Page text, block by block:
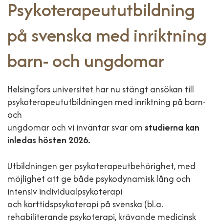
Psykoterapeututbildning
på svenska med inriktning
barn- och ungdomar
Helsingfors universitet har nu stängt ansökan till
psykoterapeututbildningen med inriktning på barn-
och
ungdomar och vi inväntar svar om studierna kan
inledas hösten 2026.
Utbildningen ger psykoterapeutbehörighet, med
möjlighet att ge både psykodynamisk lång och
intensiv individualpsykoterapi
och korttidspsykoterapi på svenska (bl.a.
rehabiliterande psykoterapi, krävande medicinsk